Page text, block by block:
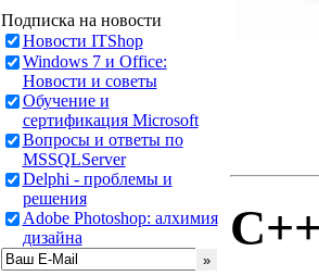
Подписка на новости
Новости ITShop
Windows 7 и Office:
Новости и советы
Обучение и
сертификация Microsoft
Вопросы и ответы по
MSSQLServer
Delphi - проблемы и
решения
Adobe Photoshop: алхимия
дизайна